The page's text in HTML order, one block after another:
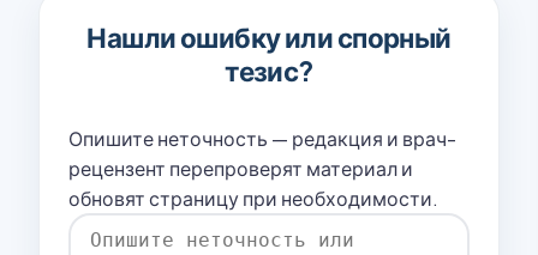
Нашли ошибку или спорный
тезис?
Опишите неточность — редакция и врач-
рецензент перепроверят материал и
обновят страницу при необходимости.